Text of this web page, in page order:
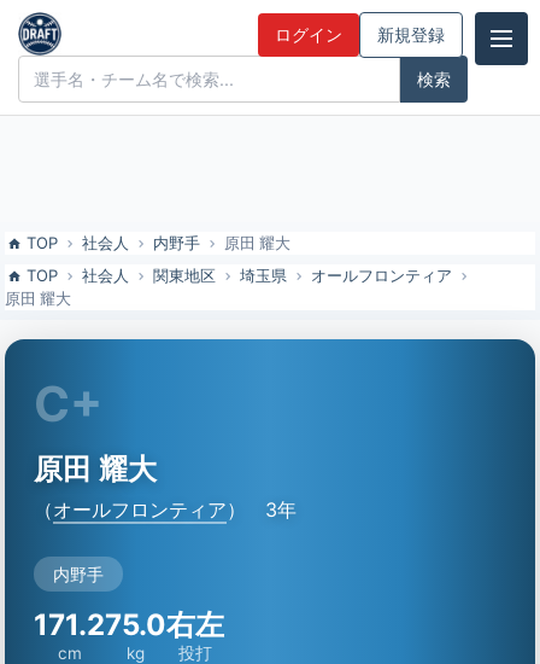
原田 耀大（オールフロンティア）の特徴とドラフト評価 | ドラフト候
補とみんなの評価
ドラフト候補とみんなの評価 ログイン 新規登録
TOP 社会人 内野手
原田 耀大
TOP
社会人 関東地区 埼玉県
オールフロンティア
原田 耀大
C+
原田 耀大
（オールフロンティア） 3年
内野手
171.2
cm
75.0
kg
右左
投打